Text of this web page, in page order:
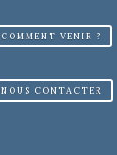
COMMENT VENIR ?
NOUS CONTACTER